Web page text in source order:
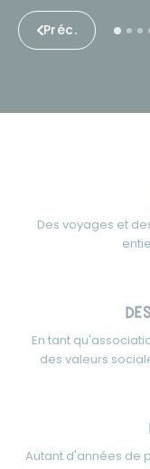
Préc.
Des voyages et
En tant
des valeurs
Autant d'années de